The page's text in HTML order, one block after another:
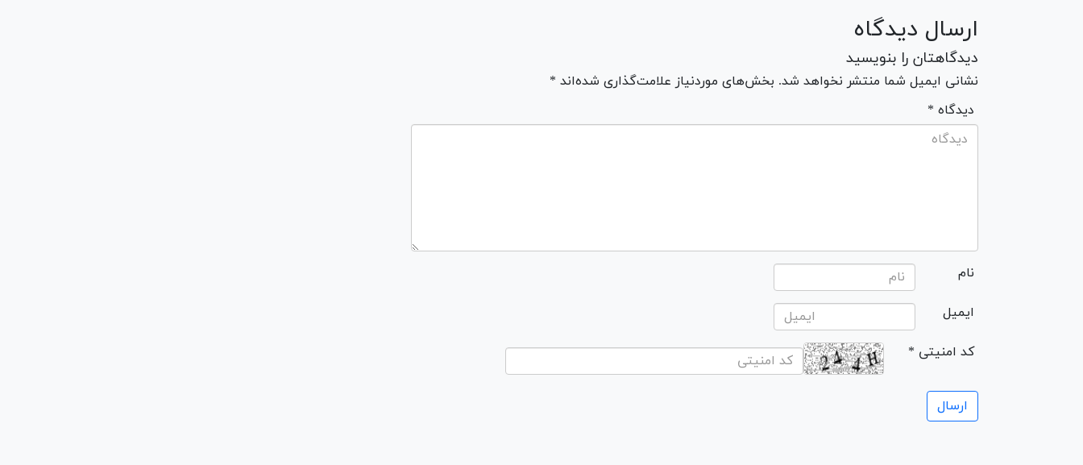
ارسال دیدگاه
دیدگاهتان را بنویسید
نشانی ایمیل شما منتشر نخواهد شد. بخش‌های موردنیاز علامت‌گذاری شده‌اند *
* دیدگاه
نام
ایمیل
* کد امنیتی